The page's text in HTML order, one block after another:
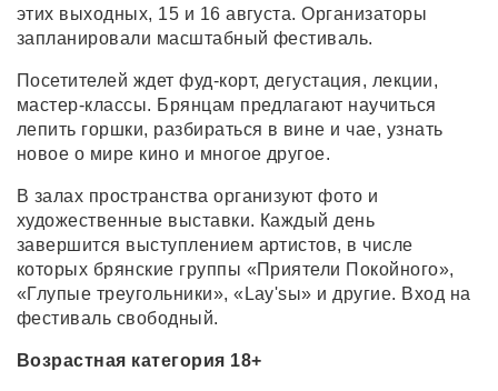
этих выходных, 15 и 16 августа. Организаторы
запланировали масштабный фестиваль.
Посетителей ждет фуд-корт, дегустация, лекции,
мастер-классы. Брянцам предлагают научиться
лепить горшки, разбираться в вине и чае, узнать
новое о мире кино и многое другое.
В залах пространства организуют фото и
художественные выставки. Каждый день
завершится выступлением артистов, в числе
которых брянские группы «Приятели Покойного»,
«Глупые треугольники», «Lay'sы» и другие. Вход на
фестиваль свободный.
Возрастная категория 18+